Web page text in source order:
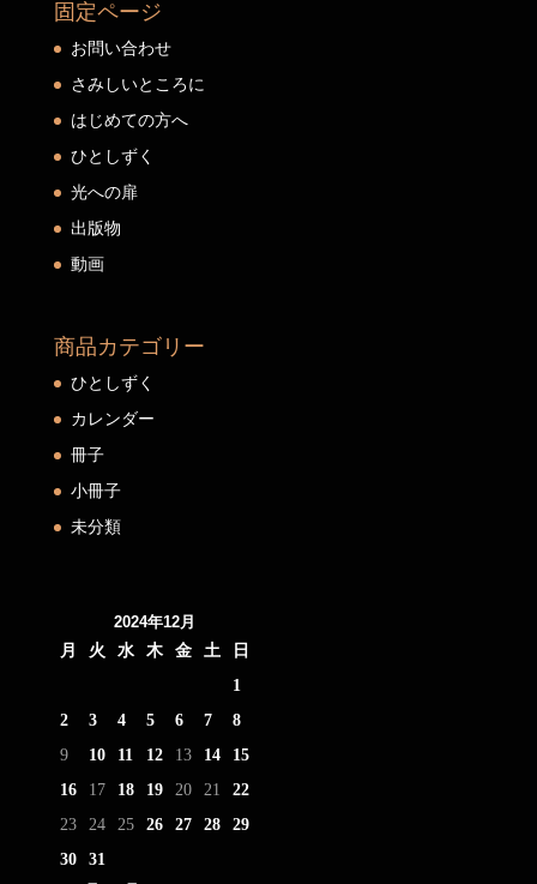
固定ページ
お問い合わせ
さみしいところに
はじめての方へ
ひとしずく
光への扉
出版物
動画
商品カテゴリー
ひとしずく
カレンダー
冊子
小冊子
未分類
2024年12月
月
火 水 木 金 土
日
1
2
3 4 5 6 7
8
9
10 11 12 13 14
15
16
17 18 19 20 21
22
23
24 25 26 27 28
29
30
31